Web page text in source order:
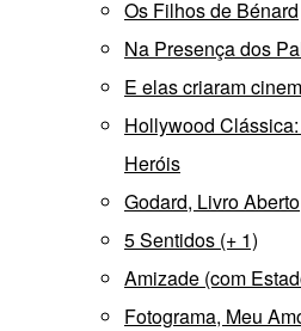
Os Filhos de Bénard
Na Presença dos
E elas criaram
Hollywood
Heróis
Godard, Livro Aberto
5 Sentidos (+ 1)
Amizade (com
Fotograma, Meu